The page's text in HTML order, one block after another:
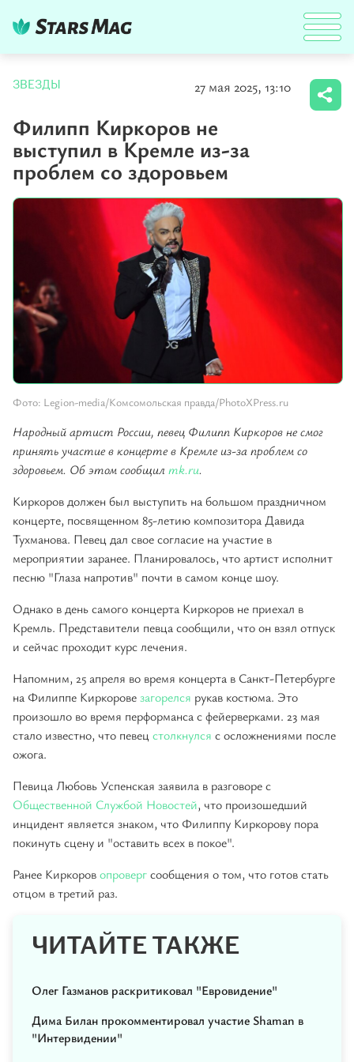
ЗВЕЗДЫ 27 мая 2025, 13:10
Филипп Киркоров не
выступил в Кремле из-за
проблем со здоровьем
Фото: Legion-media/Комсомольская правда/PhotoXPress.ru
Народный артист России, певец Филипп Киркоров не смог
принять участие в концерте в Кремле из-за проблем со
здоровьем. Об этом сообщил mk.ru.
Киркоров должен был выступить на большом праздничном
концерте, посвященном 85-летию композитора Давида
Тухманова. Певец дал свое согласие на участие в
мероприятии заранее. Планировалось, что артист исполнит
песню "Глаза напротив" почти в самом конце шоу.
Однако в день самого концерта Киркоров не приехал в
Кремль. Представители певца сообщили, что он взял отпуск
и сейчас проходит курс лечения.
Напомним, 25 апреля во время концерта в Санкт-Петербурге
на Филиппе Киркоровезагорелся рукав костюма. Это
произошло во время перформанса с фейерверками. 23 мая
стало известно, что певецстолкнулся с осложнениями после
ожога.
Певица Любовь Успенская заявила в разговоре с
Общественной Службой Новостей, что произошедший
инцидент является знаком, что Филиппу Киркорову пора
покинуть сцену и "оставить всех в покое".
Ранее Киркоровопровергсообщения о том, что готов стать
отцом в третий раз.
ЧИТАЙТЕ ТАКЖЕ
Олег Газманов раскритиковал "Евровидение"
Дима Билан прокомментировал участие Shaman в
"Интервидении"